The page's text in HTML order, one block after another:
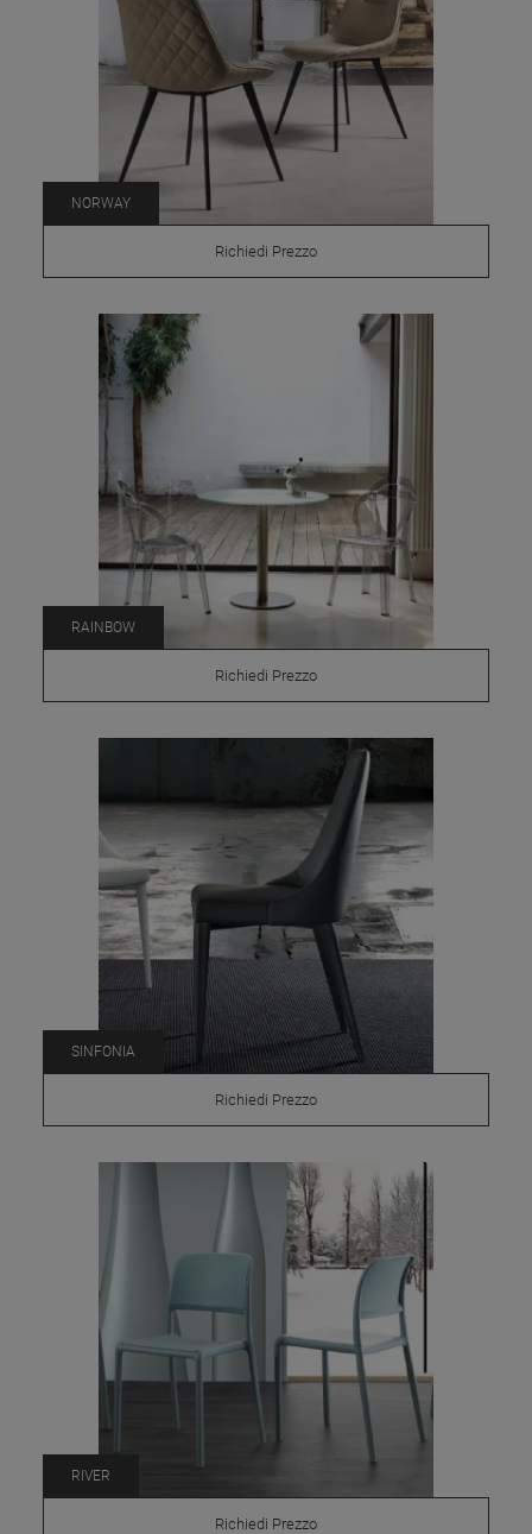
NORWAY
Richiedi Prezzo
RAINBOW
Richiedi Prezzo
SINFONIA
Richiedi Prezzo
RIVER
Richiedi Prezzo